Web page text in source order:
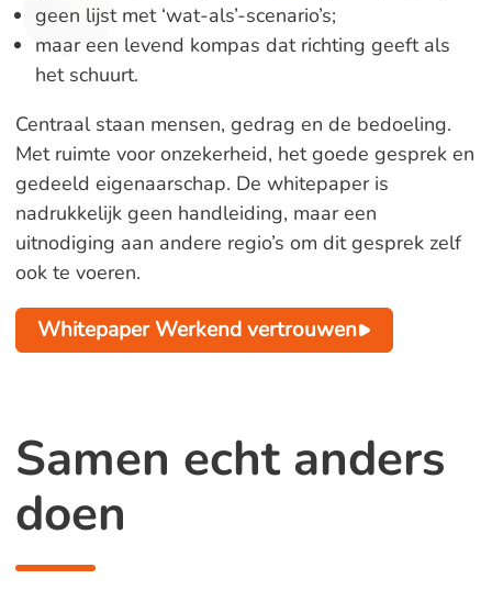
geen lijst met ‘wat-als’-scenario’s;
maar een levend kompas dat richting geeft als
het schuurt.
Centraal staan mensen, gedrag en de bedoeling.
Met ruimte voor onzekerheid, het goede gesprek en
gedeeld eigenaarschap. De whitepaper is
nadrukkelijk geen handleiding, maar een
uitnodiging aan andere regio’s om dit gesprek zelf
ook te voeren.
Whitepaper Werkend vertrouwen
Samen echt anders
doen